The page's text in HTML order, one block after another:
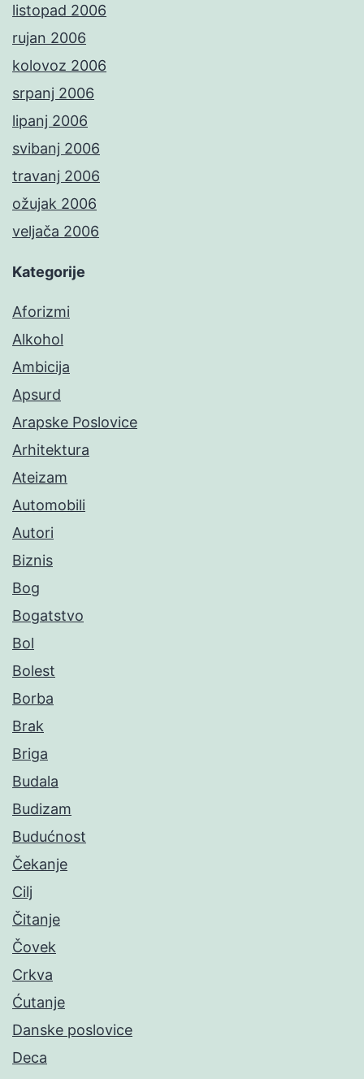
listopad 2006
rujan 2006
kolovoz 2006
srpanj 2006
lipanj 2006
svibanj 2006
travanj 2006
ožujak 2006
veljača 2006
Kategorije
Aforizmi
Alkohol
Ambicija
Apsurd
Arapske Poslovice
Arhitektura
Ateizam
Automobili
Autori
Biznis
Bog
Bogatstvo
Bol
Bolest
Borba
Brak
Briga
Budala
Budizam
Budućnost
Čekanje
Cilj
Čitanje
Čovek
Crkva
Ćutanje
Danske poslovice
Deca